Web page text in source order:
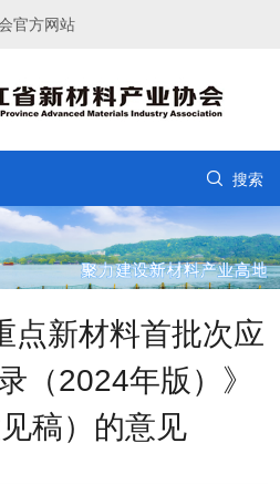
官方网站
 搜索
点新材料首批次应
（2024年版）》
见稿）的意见